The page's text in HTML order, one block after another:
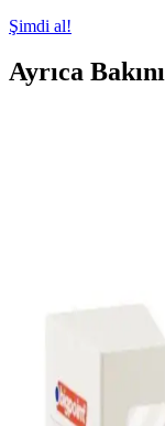
Şimdi al!
Ayrıca
İçin Dayanıklı
Geniş yapısı ve şık
dayanıklı plastik
bir çözüm sunar.